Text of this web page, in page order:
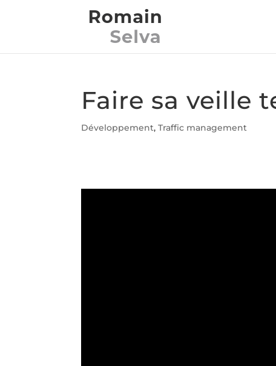
Faire sa veille
Développement,Traffic management